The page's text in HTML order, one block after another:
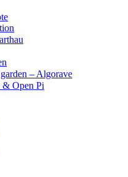
– Algorave
Open Pi